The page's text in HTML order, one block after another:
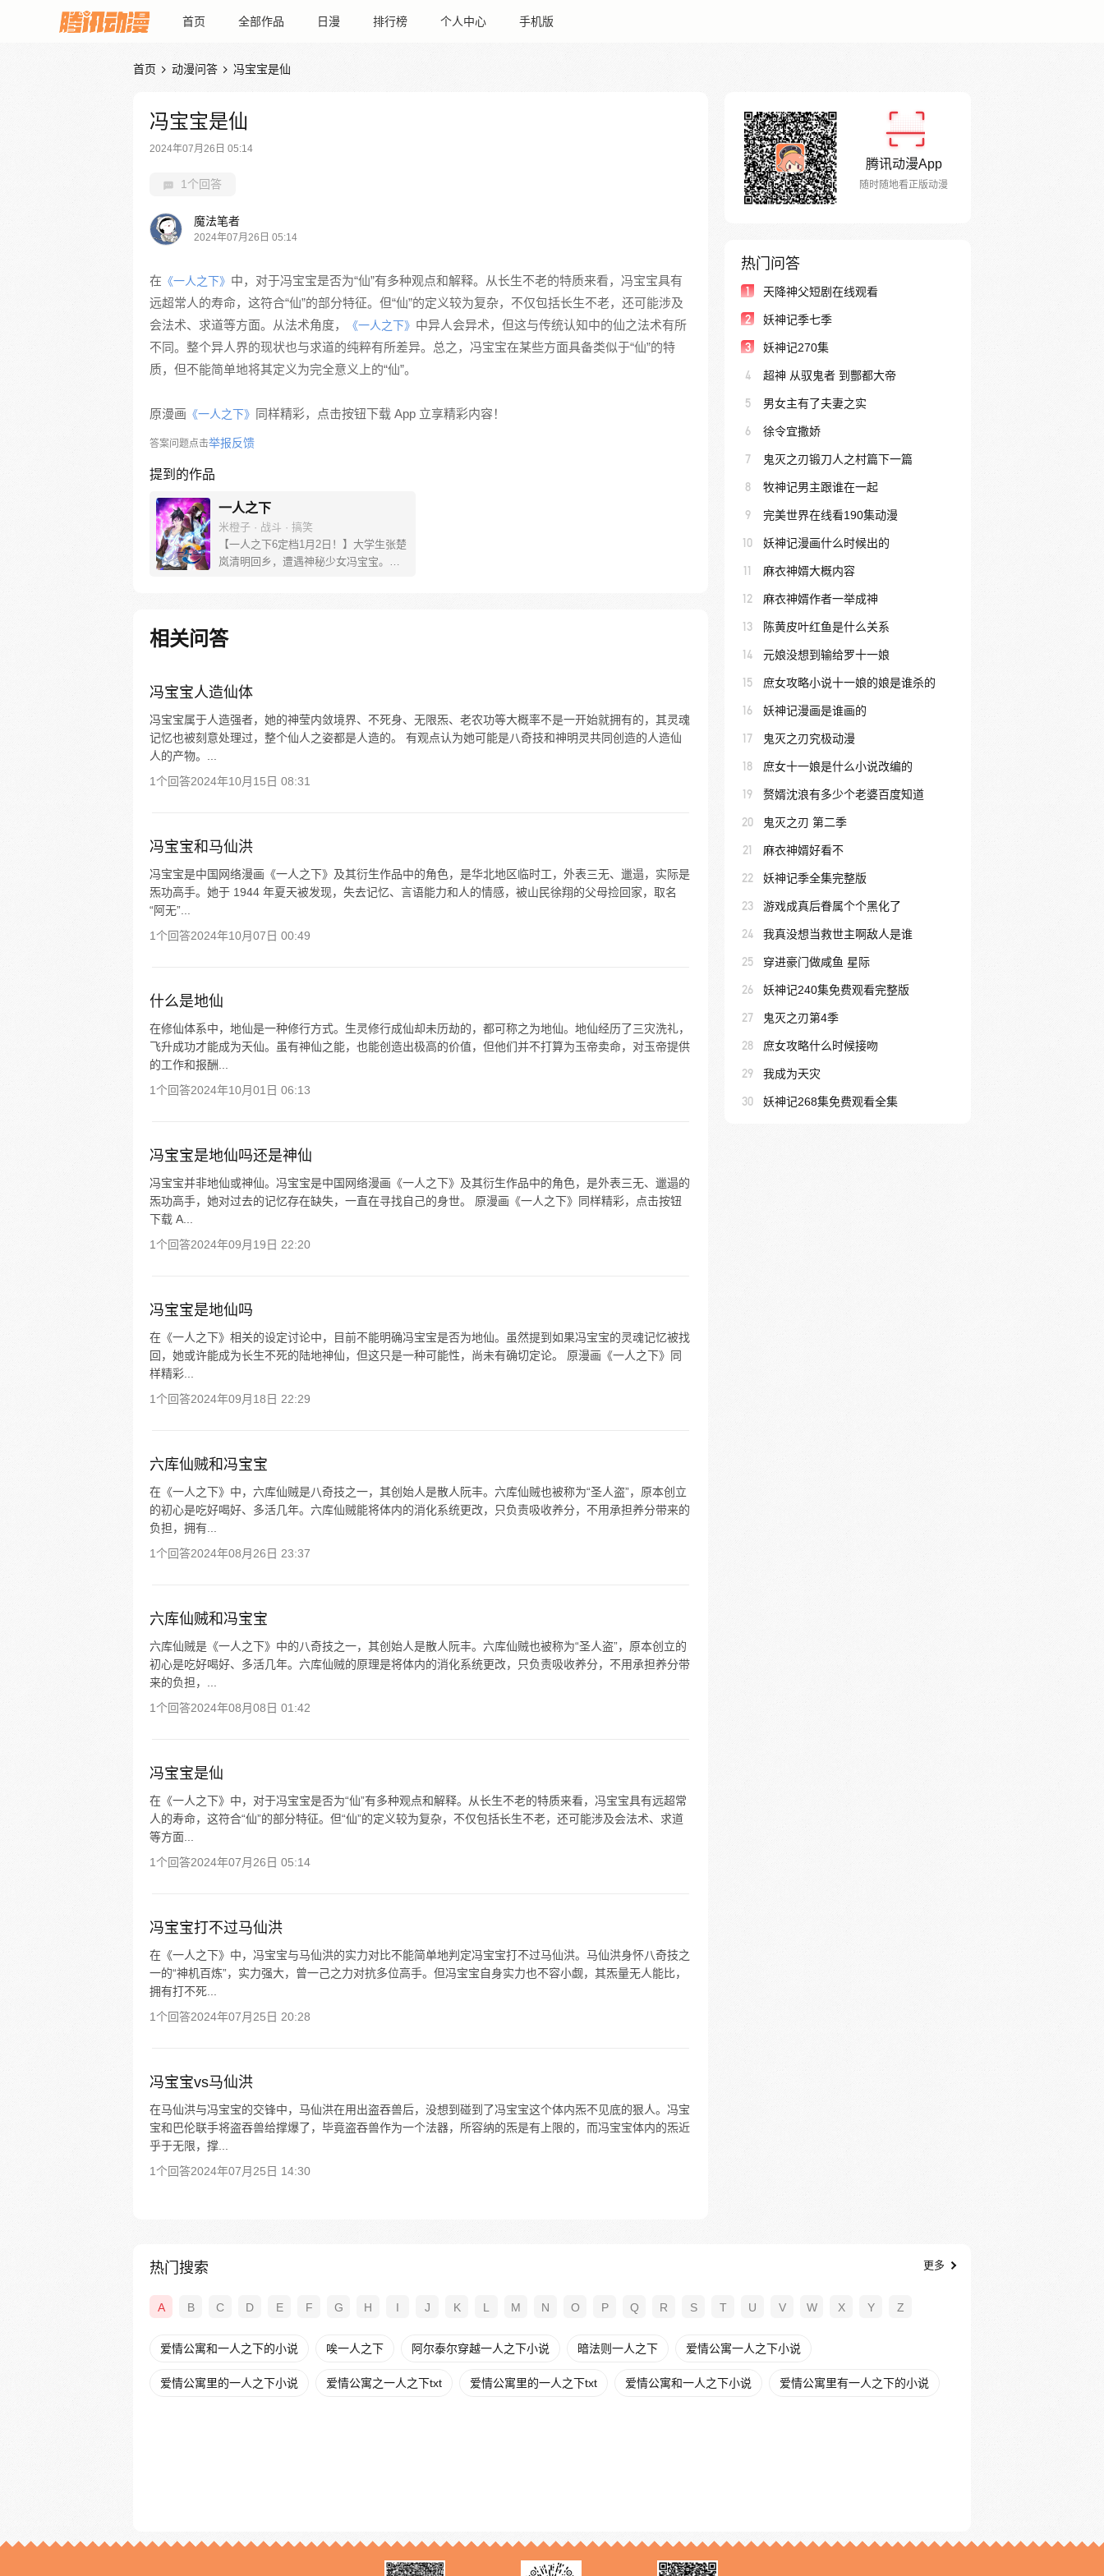
首页 全部作品 日漫 排行榜 个人中心 手机版
首页  动漫问答  冯宝宝是仙
冯宝宝是仙
2024年07月26日 05:14
1个回答
魔法笔者
2024年07月26日 05:14
在 《一人之下》 中，对于冯宝宝是否为“仙”有多种观点和解释。从长生不老的特质来看，冯宝宝具有
远超常人的寿命，这符合“仙”的部分特征。但“仙”的定义较为复杂，不仅包括长生不老，还可能涉及
会法术、求道等方面。从法术角度，
《一人之下》 中异人会异术，但这与传统认知中的仙之法术有所
不同。整个异人界的现状也与求道的纯粹有所差异。总之，冯宝宝在某些方面具备类似于“仙”的特
质，但不能简单地将其定义为完全意义上的“仙”。
原漫画 《一人之下》 同样精彩，点击按钮下载 App 立享精彩内容！
答案问题点击举报反馈
提到的作品
一人之下
米橙子 · 战斗 · 搞笑
【一人之下6定档1月2日！】大学生张楚
岚清明回乡，遭遇神秘少女冯宝宝。素
己与爷爷身上的秘密，张楚岚的生活被
彻底颠覆，与冯宝宝一同踏上“异人”之
相关问答
冯宝宝人造仙体
冯宝宝属于人造强者，她的神莹内敛境界、不死身、无限炁、老农功等大概率不是一开始就拥有的，其灵魂
记忆也被刻意处理过，整个仙人之姿都是人造的。 有观点认为她可能是八奇技和神明灵共同创造的人造仙
人的产物。...
1个回答2024年10月15日 08:31
冯宝宝和马仙洪
冯宝宝是中国网络漫画《一人之下》及其衍生作品中的角色，是华北地区临时工，外表三无、邋遢，实际是
炁功高手。她于 1944 年夏天被发现，失去记忆、言语能力和人的情感，被山民徐翔的父母捡回家，取名
“阿无”...
1个回答2024年10月07日 00:49
什么是地仙
在修仙体系中，地仙是一种修行方式。生灵修行成仙却未历劫的，都可称之为地仙。地仙经历了三灾洗礼，
飞升成功才能成为天仙。虽有神仙之能，也能创造出极高的价值，但他们并不打算为玉帝卖命，对玉帝提供
的工作和报酬...
1个回答2024年10月01日 06:13
冯宝宝是地仙吗还是神仙
冯宝宝并非地仙或神仙。冯宝宝是中国网络漫画《一人之下》及其衍生作品中的角色，是外表三无、邋遢的
炁功高手，她对过去的记忆存在缺失，一直在寻找自己的身世。 原漫画《一人之下》同样精彩，点击按钮
下载 A...
1个回答2024年09月19日 22:20
冯宝宝是地仙吗
在《一人之下》相关的设定讨论中，目前不能明确冯宝宝是否为地仙。虽然提到如果冯宝宝的灵魂记忆被找
回，她或许能成为长生不死的陆地神仙，但这只是一种可能性，尚未有确切定论。 原漫画《一人之下》同
样精彩...
1个回答2024年09月18日 22:29
六库仙贼和冯宝宝
在《一人之下》中，六库仙贼是八奇技之一，其创始人是散人阮丰。六库仙贼也被称为“圣人盗”，原本创立
的初心是吃好喝好、多活几年。六库仙贼能将体内的消化系统更改，只负责吸收养分，不用承担养分带来的
负担，拥有...
1个回答2024年08月26日 23:37
六库仙贼和冯宝宝
六库仙贼是《一人之下》中的八奇技之一，其创始人是散人阮丰。六库仙贼也被称为“圣人盗”，原本创立的
初心是吃好喝好、多活几年。六库仙贼的原理是将体内的消化系统更改，只负责吸收养分，不用承担养分带
来的负担，...
1个回答2024年08月08日 01:42
冯宝宝是仙
在《一人之下》中，对于冯宝宝是否为“仙”有多种观点和解释。从长生不老的特质来看，冯宝宝具有远超常
人的寿命，这符合“仙”的部分特征。但“仙”的定义较为复杂，不仅包括长生不老，还可能涉及会法术、求道
等方面...
1个回答2024年07月26日 05:14
冯宝宝打不过马仙洪
在《一人之下》中，冯宝宝与马仙洪的实力对比不能简单地判定冯宝宝打不过马仙洪。马仙洪身怀八奇技之
一的“神机百炼”，实力强大，曾一己之力对抗多位高手。但冯宝宝自身实力也不容小觑，其炁量无人能比，
拥有打不死...
1个回答2024年07月25日 20:28
冯宝宝vs马仙洪
在马仙洪与冯宝宝的交锋中，马仙洪在用出盗吞兽后，没想到碰到了冯宝宝这个体内炁不见底的狠人。冯宝
宝和巴伦联手将盗吞兽给撑爆了，毕竟盗吞兽作为一个法器，所容纳的炁是有上限的，而冯宝宝体内的炁近
乎于无限，撑...
1个回答2024年07月25日 14:30
腾讯动漫App
随时随地看正版动漫
热门问答
1 天降神父短剧在线观看
2 妖神记季七季
3 妖神记270集
4 超神 从驭鬼者 到酆都大帝
5 男女主有了夫妻之实
6 徐令宜撒娇
7 鬼灭之刃锻刀人之村篇下一篇
8 牧神记男主跟谁在一起
9 完美世界在线看190集动漫
10 妖神记漫画什么时候出的
11 麻衣神婿大概内容
12 麻衣神婿作者一举成神
13 陈黄皮叶红鱼是什么关系
14 元娘没想到输给罗十一娘
15 庶女攻略小说十一娘的娘是谁杀的
16 妖神记漫画是谁画的
17 鬼灭之刃究极动漫
18 庶女十一娘是什么小说改编的
19 赘婿沈浪有多少个老婆百度知道
20 鬼灭之刃 第二季
21 麻衣神婿好看不
22 妖神记季全集完整版
23 游戏成真后眷属个个黑化了
24 我真没想当救世主啊敌人是谁
25 穿进豪门做咸鱼 星际
26 妖神记240集免费观看完整版
27 鬼灭之刃第4季
28 庶女攻略什么时候接吻
29 我成为天灾
30 妖神记268集免费观看全集
热门搜索 更多
A B C D E F G H I J K L M N O P Q R S T U V W X Y Z
爱情公寓和一人之下的小说 唉一人之下 阿尔泰尔穿越一人之下小说 暗法则一人之下 爱情公寓一人之下小说
爱情公寓里的一人之下小说 爱情公寓之一人之下txt 爱情公寓里的一人之下txt 爱情公寓和一人之下小说 爱情公寓里有一人之下的小说